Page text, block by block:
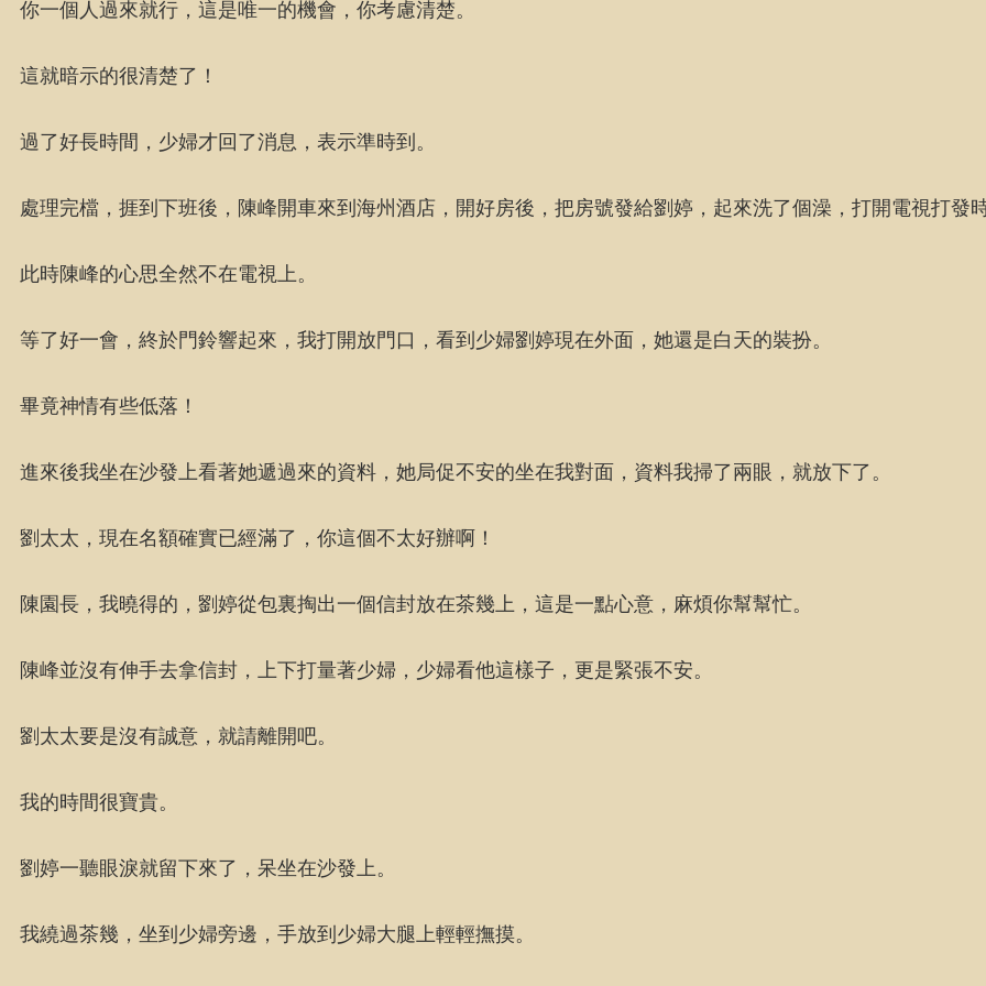
你一個人過來就行，這是唯一的機會，你考慮清楚。
這就暗示的很清楚了！
過了好長時間，少婦才回了消息，表示準時到。
處理完檔，捱到下班後，陳峰開車來到海州酒店，開好房後，把房號發給劉婷，起來洗了個澡，打開電視打發
此時陳峰的心思全然不在電視上。
等了好一會，終於門鈴響起來，我打開放門口，看到少婦劉婷現在外面，她還是白天的裝扮。
畢竟神情有些低落！
進來後我坐在沙發上看著她遞過來的資料，她局促不安的坐在我對面，資料我掃了兩眼，就放下了。
劉太太，現在名額確實已經滿了，你這個不太好辦啊！
陳園長，我曉得的，劉婷從包裏掏出一個信封放在茶幾上，這是一點心意，麻煩你幫幫忙。
陳峰並沒有伸手去拿信封，上下打量著少婦，少婦看他這樣子，更是緊張不安。
劉太太要是沒有誠意，就請離開吧。
我的時間很寶貴。
劉婷一聽眼淚就留下來了，呆坐在沙發上。
我繞過茶幾，坐到少婦旁邊，手放到少婦大腿上輕輕撫摸。